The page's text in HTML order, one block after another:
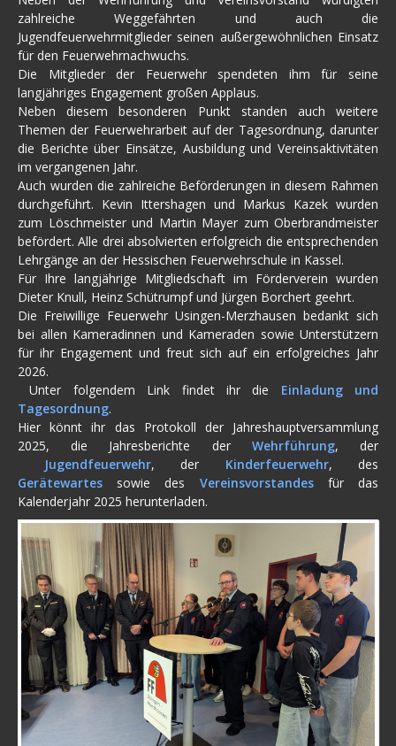
zahlreiche Weggefährten und auch die
Jugendfeuerwehrmitglieder seinen außergewöhnlichen Einsatz
für den Feuerwehrnachwuchs.
Die Mitglieder der Feuerwehr spendeten ihm für seine
langjähriges Engagement großen Applaus.
Neben diesem besonderen Punkt standen auch weitere
Themen der Feuerwehrarbeit auf der Tagesordnung, darunter
die Berichte über Einsätze, Ausbildung und Vereinsaktivitäten
im vergangenen Jahr.
Auch wurden die zahlreiche Beförderungen in diesem Rahmen
durchgeführt. Kevin Ittershagen und Markus Kazek wurden
zum Löschmeister und Martin Mayer zum Oberbrandmeister
befördert. Alle drei absolvierten erfolgreich die entsprechenden
Lehrgänge an der Hessischen Feuerwehrschule in Kassel.
Für Ihre langjährige Mitgliedschaft im Förderverein wurden
Dieter Knull, Heinz Schütrumpf und Jürgen Borchert geehrt.
Die Freiwillige Feuerwehr Usingen-Merzhausen bedankt sich
bei allen Kameradinnen und Kameraden sowie Unterstützern
für ihr Engagement und freut sich auf ein erfolgreiches Jahr
2026.
Unter folgendem Link findet ihr die Einladung und
Tagesordnung.
Hier könnt ihr das Protokoll der Jahreshauptversammlung
2025, die Jahresberichte der Wehrführung, der
Jugendfeuerwehr, der Kinderfeuerwehr, des
Gerätewartes sowie des Vereinsvorstandesfür das
Kalenderjahr 2025 herunterladen.